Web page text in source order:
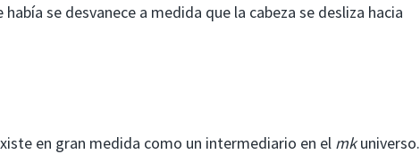
se desvanece a medida que la cabeza se desliza hacia
en gran medida como un intermediario en el mkuniverso.